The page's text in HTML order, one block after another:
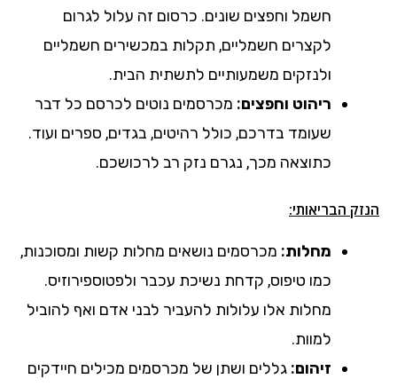
חשמל וחפצים שונים. כרסום זה עלול לגרום
לקצרים חשמליים, תקלות במכשירים חשמליים
ולנזקים משמעותיים לתשתית הבית.
ריהוט וחפצים: מכרסמים נוטים לכרסם כל דבר
שעומד בדרכם, כולל רהיטים, בגדים, ספרים ועוד.
כתוצאה מכך, נגרם נזק רב לרכושכם.
הנזק הבריאותי:
מחלות: מכרסמים נושאים מחלות קשות ומסוכנות,
כמו טיפוס, קדחת נשיכת עכבר ולפטוספירוזיס.
מחלות אלו עלולות להעביר לבני אדם ואף להוביל
למוות.
זיהום: גללים ושתן של מכרסמים מכילים חיידקים